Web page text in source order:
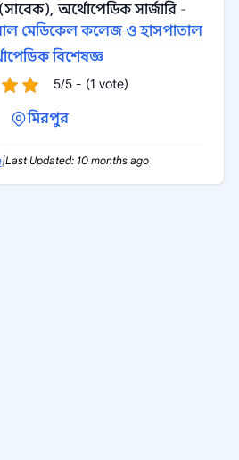
অর্থোপেডিক সার্জারি -
মেডিকেল কলেজ ও হাসপাতাল
বিশেষজ্ঞ
5/5 - (1 vote)
মিরপুর
|Last Updated: 10 months ago